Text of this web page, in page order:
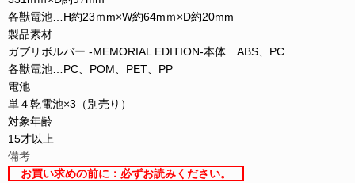
各獣電池…H約23ｍm×W約64mｍ×D約20mm
製品素材
ガブリボルバー -MEMORIAL EDITION-本体…ABS、PC
各獣電池…PC、POM、PET、PP
電池
単４乾電池×3（別売り）
対象年齢
15才以上
備考
お買い求めの前に：必ずお読みください。